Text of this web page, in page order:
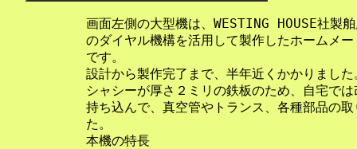
画面左側の大型機は、WESTING HOUSE社製舶
のダイヤル機構を活用して製作したホームメ
    です。
設計から製作完了まで、半年近くかかりました
シャシーが厚さ２ミリの鉄板のため、自宅で
持ち込んで、真空管やトランス、各種部品の
    た。
    本機の特長